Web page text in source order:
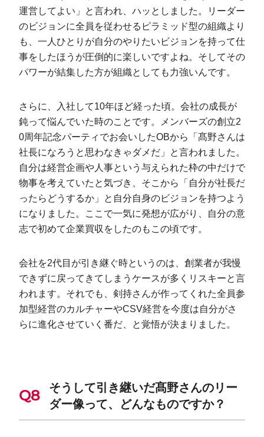
運営してよい」と言われ、ハッとしました。リーダー
のビジョンに全員を従わせるピラミッド型の組織より
も、一人ひとりが自分のやりたいビジョンを持って仕
事をしたほうが圧倒的に楽しいですよね。そしてその
パワーが結集した方が組織としても力強いんです。
さらに、入社して10年ほど経った頃。会社の成長が
鈍って悩んでいた時のことです。メンバーズの創立2
0周年記念パーティでお会いしたOBから「髙野さんは
社長になろうと思わなきゃダメだ」と言われました。
自分は経営企画や人事という与えられた枠の中だけで
物事を考えていたと気づき、そこから「自分が社長だ
ったらどうするか」と自分自身のビジョンを持つよう
になりました。ここで一気に発想が広がり、自分の意
志で初めて企業買収をしたのもこの頃です。
会社を2代目が引き継ぐ時というのは、創業者が我慢
できずに戻ってきてしまうケースが多くリスキーと言
われます。それでも、剣持さんが作ってくれた全員参
加型経営のカルチャーやCSV経営を今度は自分がさ
らに進化させていく番だ、と覚悟が決まりました。
そうして引き継いだ髙野さんのリー
ダー像って、どんなものですか？